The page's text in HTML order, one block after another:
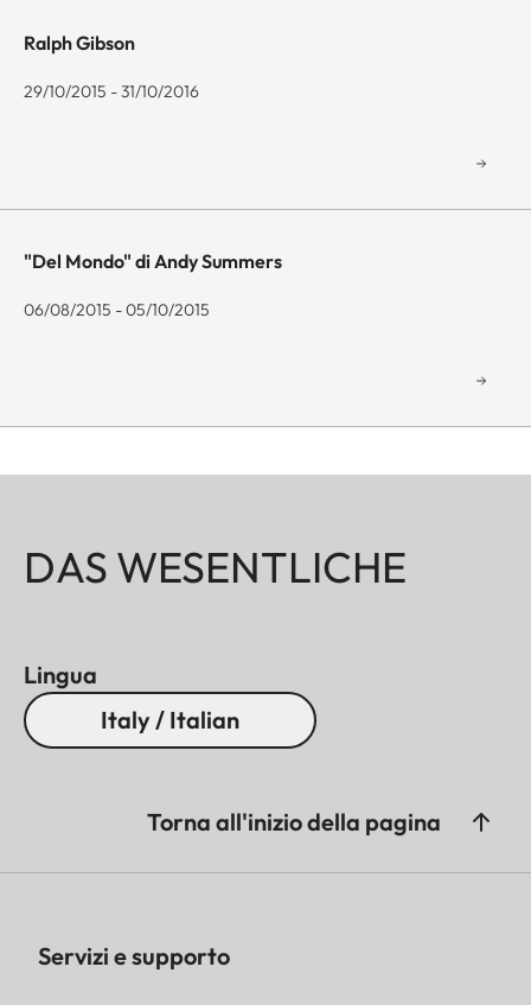
Ralph Gibson
29/10/2015 - 31/10/2016
"Del Mondo" di Andy Summers
06/08/2015 - 05/10/2015
DAS WESENTLICHE
Lingua
Italy / Italian
Torna all'inizio della pagina
Servizi e supporto